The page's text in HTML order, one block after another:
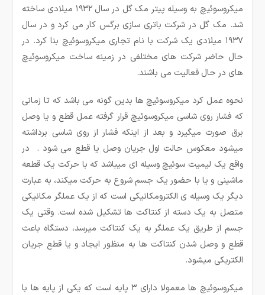
میکروسوئیچ به وسیله پیتر مک گل در سال ۱۹۳۲ میلادی ساخته
شد. مک گل در شرکت باتری سازی برگس کار می کرد و در سال
۱۹۳۷ میلادی یک شرکت با نام تجاری میکروسوئیچ بنا کرد. در
حال حاضر شرکت های مختلفی در زمینه ساخت میکروسوئیچ
های در حال فعالیت می باشند.
نحوه عمل کرد میکروسوئیچ ها بدین گونه می باشد که تا زمانی
که فشار روی شاسی میکروسوئیچ قرار گرفته عمل قطع و یا وصل
برق صورت میگیرد و بعد از اینکه فشار از روی شاسی برداشته
میشود معکوس حالت اول جریان وصل یا قطع می شود . در
واقع یک لیمیت سوئیچ وسیله ای می­باشد که با حرکت یک قطعه
ماشینی و یا با حضور یک جسم شروع به حرکت می­کند، به عبارت
دیگر یک وسیله ی الکترومکانیکی است که از یک عملگر مکانیکی
متصل به یک دسته از کنتاکت ها تشکیل شده است. وقتی یک
جسم از طریق یک عملگر به یک کنتاکت میرسد، دستگاه باعث
قطع و وصل شدن کنتاکت ها به منظور ایجاد و یا قطع جریان
الکتریکی میشود.
میکروسوئیچ ها معمولا دارای ۳ پایه است که یکی از پایه ها با